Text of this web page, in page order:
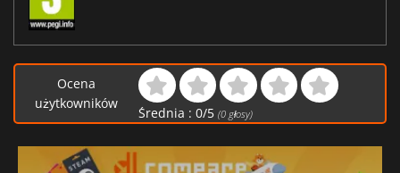
Ocena
użytkowników
Średnia : 0/5 (0głosy)